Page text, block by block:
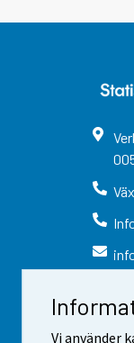
Vi använder